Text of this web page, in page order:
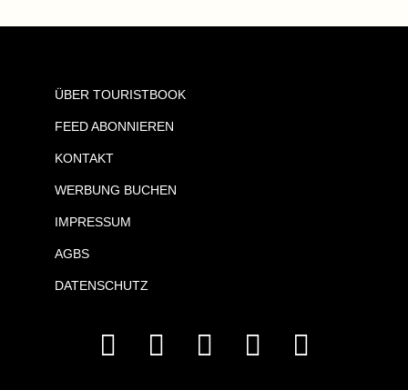
ÜBER TOURISTBOOK
FEED ABONNIEREN
KONTAKT
WERBUNG BUCHEN
IMPRESSUM
AGBS
DATENSCHUTZ